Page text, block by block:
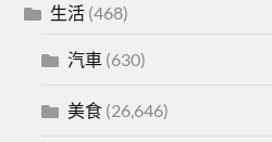
生活 (468)
汽車 (630)
美食 (26,646)